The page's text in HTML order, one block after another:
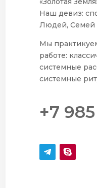
Наш девиз:
Людей, Семей
Мы
работе:
системные
системные
+7